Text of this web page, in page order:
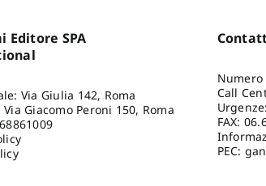
Editore SPA
Via Giulia 142, Roma
Via Giacomo Peroni 150, Roma
Call
Urgenze:
FAX:
PEC: